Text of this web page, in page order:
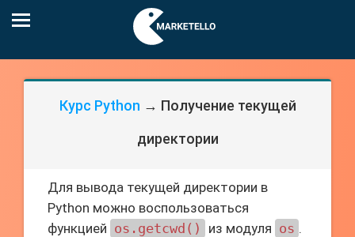
Курс Python → Получение текущей
директории
Для вывода текущей директории в
Python можно воспользоваться
функцией os.getcwd() из модуля os .